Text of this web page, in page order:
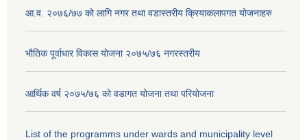
आ.व. २०७६/७७ को लागि नगर तथा वडास्तरीय क्रियाकलापगत योजनाहरु
भौतिक पूर्वाधार विकास योजना २०७५/७६ नगरस्तरीय
आर्थिक वर्ष २०७५/७६ को वडागत योजना तथा परियोजना
List of the programms under wards and municipality level